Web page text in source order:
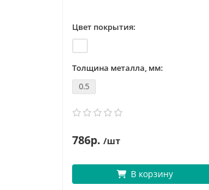
Цвет покрытия:
Толщина металла, мм:
0.5
786р. /шт
В корзину